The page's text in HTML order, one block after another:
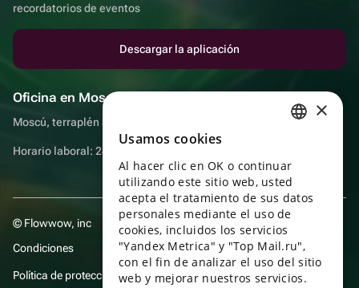
recordatorios de eventos
Descargar la aplicación
Oficina en Moscú
Moscú, terraplén Sadovnicheskaya, 9, sala 2/3
Horario laboral: 24 horas
© Flowwow, inc
Condiciones
Política de protección y privacidad de datos
ENGLISH
UKRAINIAN
PORTUGUESE
SPANISH
HUNGARIAN
×
Usamos cookies
Al hacer clic en OK o continuar
utilizando este sitio web, usted
acepta el tratamiento de sus datos
personales mediante el uso de
cookies, incluidos los servicios
"Yandex Metrica" y "Top Mail.ru",
con el fin de analizar el uso del sitio
web y mejorar nuestros servicios.